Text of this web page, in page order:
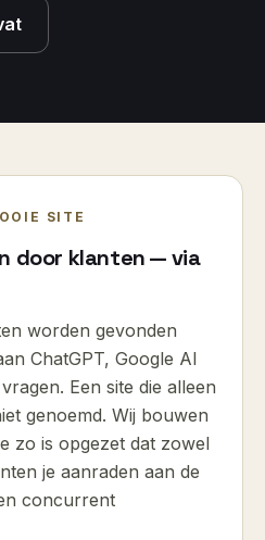
SITE
door klanten — via
worden gevonden
ChatGPT, Google AI
Een site die alleen
genoemd. Wij bouwen
zo is opgezet dat zowel
je aanraden aan de
concurrent